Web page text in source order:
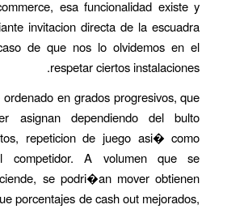
esa funcionalidad existe y
invitacion directa de la escuadra
de que nos lo olvidemos en el
respetar ciertos instalaciones.
en grados progresivos, que
asignan dependiendo del bulto
repeticion de juego asi� como
competidor. A volumen que se
se podri�an mover obtienen
porcentajes de cash out mejorados,